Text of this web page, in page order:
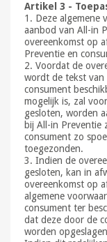
Artikel 3 -
1. Deze algemene
aanbod van All-in
overeenkomst op
Preventie en
2. Voordat de
wordt de tekst van
consument
mogelijk is, zal
gesloten, worden
bij All-in Preventie
consument zo
toegezonden.
3. Indien de
gesloten, kan in
overeenkomst op
algemene
consument ter
dat deze door de
worden